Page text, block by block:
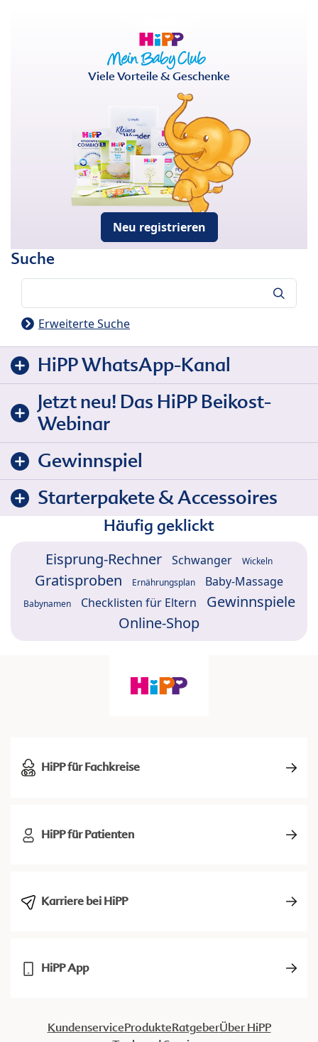
Viele Vorteile & Geschenke
Neu registrieren
Suche
Erweiterte Suche
HiPP WhatsApp-Kanal
Jetzt neu! Das HiPP Beikost-
Webinar
Gewinnspiel
Starterpakete & Accessoires
Häufig geklickt
Eisprung-Rechner Schwanger Wickeln
Gratisproben Ernährungsplan Baby-Massage
Babynamen Checklisten für Eltern
Gewinnspiele
Online-Shop
HiPP für Fachkreise
HiPP für Patienten
Karriere bei HiPP
HiPP App
KundenserviceProdukteRatgeberÜber HiPP